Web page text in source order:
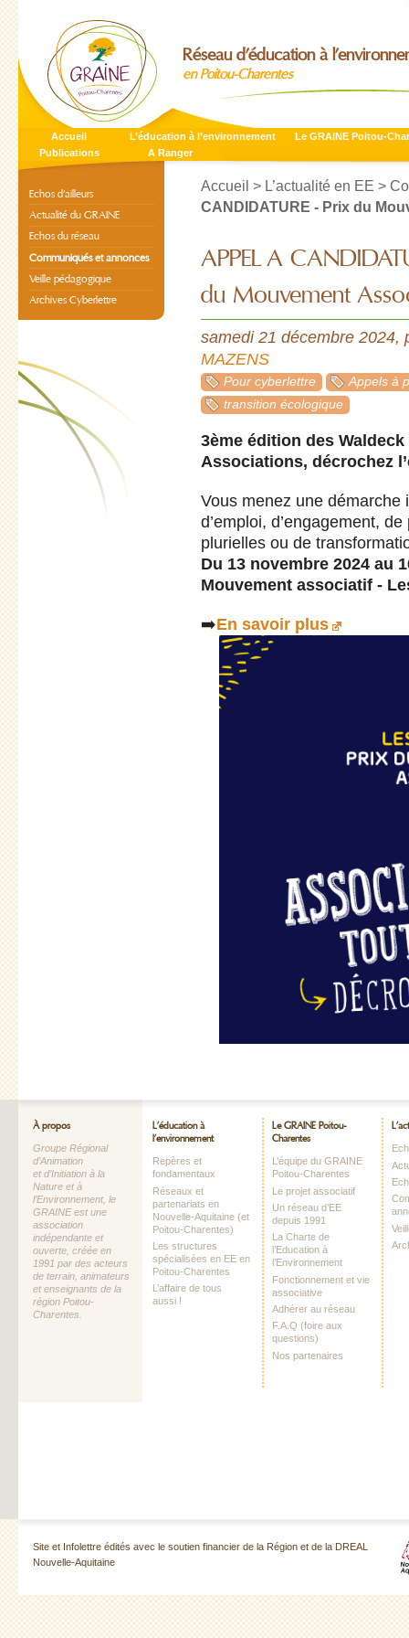
Réseau d’éducation à
en Poitou-Charentes
Accueil L’éducation à l’environnement
Le GRAINE Poitou-
Publications
A Ranger
Accueil > L’actualité en EE >
CANDIDATURE - Prix du
APPEL A
du Mouvement
samedi 21 décembre 2024,
MAZENS
Pour cyberlettre
Appels à
transition écologique
3ème édition des
Associations, décrochez
Vous menez une
d’emploi, d’engagement,
plurielles ou de
Du 13 novembre 2024 au
Mouvement associatif -
➡️En savoir plus
Echos d’ailleurs
Actualité du GRAINE
Echos du réseau
Communiqués et annonces
Veille pédagogique
Archives Cyberlettre
À propos
Groupe Régional
d’Animation
et d’Initiation à la
Nature et à
l’Environnement, le
GRAINE est une
association
indépendante et
ouverte, créée en
1991 par des acteurs
de terrain, animateurs
et enseignants de la
région Poitou-
Charentes.
L’éducation à
l’environnement
Repères et
fondamentaux
Réseaux et
partenariats en
Nouvelle-Aquitaine (et
Poitou-Charentes)
Les structures
spécialisées en EE en
Poitou-Charentes
L’affaire de tous
aussi !
Le GRAINE Poitou-
Charentes
L’équipe du GRAINE
Poitou-Charentes
Le projet associatif
Un réseau d’EE
depuis 1991
La Charte de
l’Education à
l’Environnement
Fonctionnement et vie
associative
Adhérer au réseau
F.A.Q (foire aux
questions)
Nos partenaires
Site et Infolettre édités avec le soutien financier de la Région et de la DREAL
Nouvelle-Aquitaine